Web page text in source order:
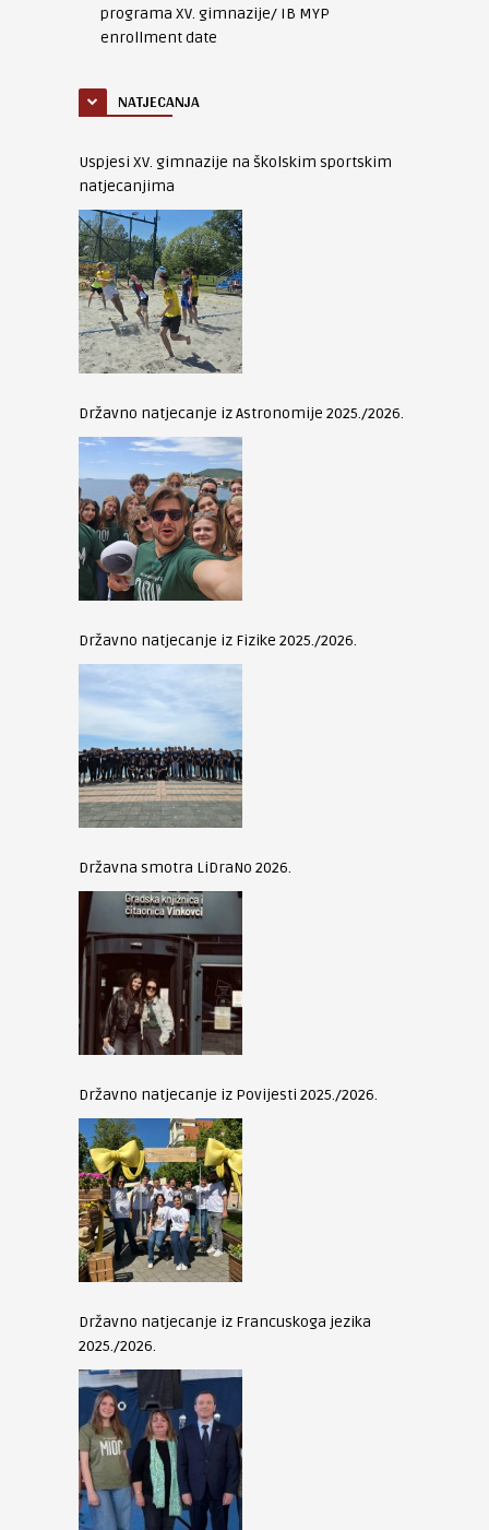
programa XV. gimnazije/ IB MYP
enrollment date
NATJECANJA
Uspjesi XV. gimnazije na školskim sportskim
natjecanjima
Državno natjecanje iz Astronomije 2025./2026.
Državno natjecanje iz Fizike 2025./2026.
Državna smotra LiDraNo 2026.
Državno natjecanje iz Povijesti 2025./2026.
Državno natjecanje iz Francuskoga jezika
2025./2026.